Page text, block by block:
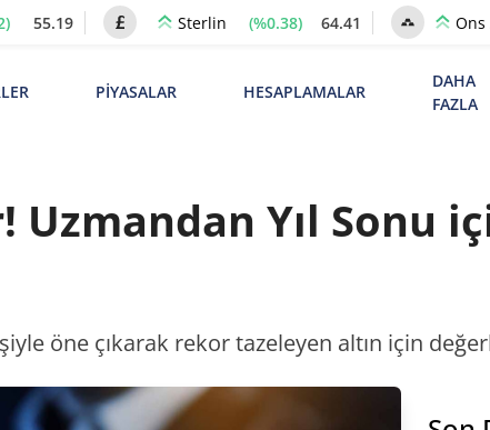
55.19 Sterlin (%0.38) 64.41 Ons
PİYASALAR HESAPLAMALAR
DAHA
FAZLA
Uzmandan Yıl Sonu
öne çıkarak rekor tazeleyen altın için